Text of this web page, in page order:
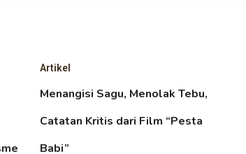
Artikel
Menangisi Sagu, Menolak Tebu,
Catatan Kritis dari Film “Pesta
Babi”